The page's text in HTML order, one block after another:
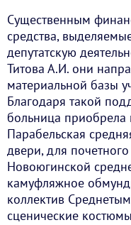
Существенным
средства,
депутатскую
Титова А.И. они
материальной базы
Благодаря такой
больница приобрела
Парабельская
двери, для
Новоюгинской
камуфляжное
коллектив
сценические